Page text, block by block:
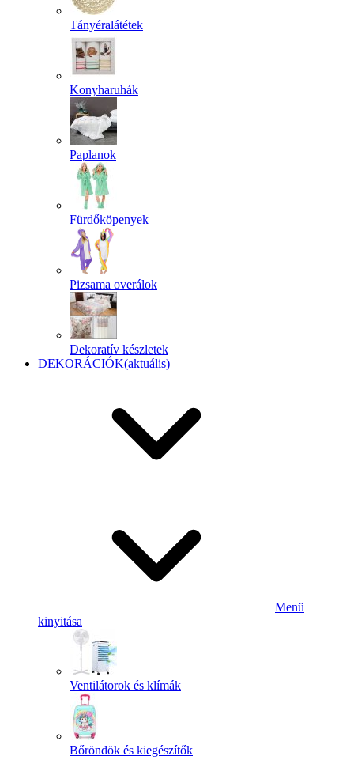
Tányéralátétek
Konyharuhák
Paplanok
Fürdőköpenyek
Pizsama overálok
Dekoratív készletek
DEKORÁCIÓK(aktuális)
Menü
kinyitása
Ventilátorok és klímák
Bőröndök és kiegészítők